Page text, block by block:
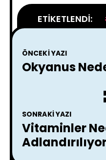
ETIKETLENDI:
ÖNCEKI YAZI
Okyanus
SONRAKI YAZI
Vitaminler